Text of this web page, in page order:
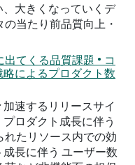
、大きくなっていくデ
当たり前品質向上・
てくる品質課題 • コ
によるプロダクト数
速するリリースサイ
ロダクト成長に伴う
たリソース内での効
長に伴う ユーザー数